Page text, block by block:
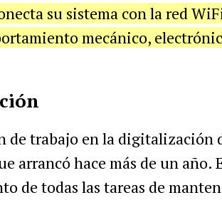
su sistema con la red
mecánico,
de trabajo en la digitalización
arrancó hace más de un año.
de todas las tareas de